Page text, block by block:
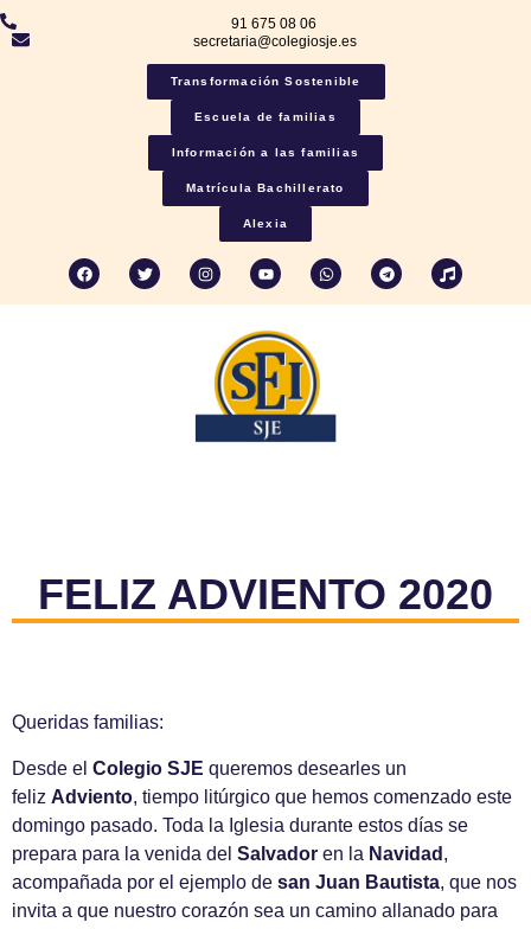
91 675 08 06
secretaria@colegiosje.es
Transformación Sostenible
Escuela de familias
Información a las familias
Matrícula Bachillerato
Alexia
FELIZ ADVIENTO 2020
Queridas familias:
Desde el Colegio SJE queremos desearles un
feliz Adviento, tiempo litúrgico que hemos comenzado este
domingo pasado. Toda la Iglesia durante estos días se
prepara para la venida del Salvador en la Navidad ,
acompañada por el ejemplo de san Juan Bautista, que nos
invita a que nuestro corazón sea un camino allanado para